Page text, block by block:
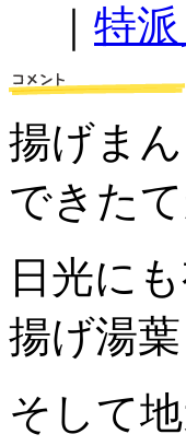
特
揚げま
できた
日光に
揚げ湯
そして